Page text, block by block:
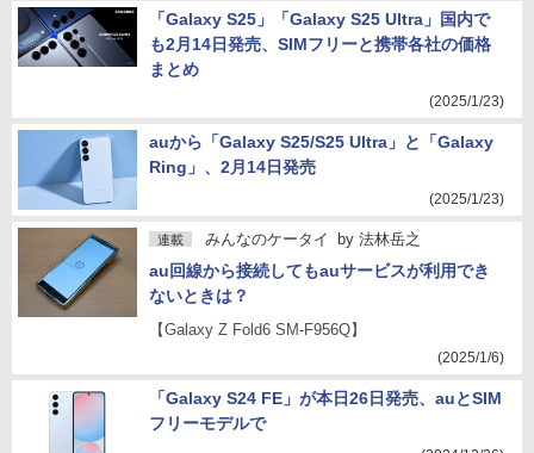
「Galaxy S25」「Galaxy S25 Ultra」国内で
も2月14日発売、SIMフリーと携帯各社の価格
まとめ
(2025/1/23)
auから「Galaxy S25/S25 Ultra」と「Galaxy
Ring」、2月14日発売
(2025/1/23)
連載 みんなのケータイ by 法林岳之
au回線から接続してもauサービスが利用でき
ないときは？
【Galaxy Z Fold6 SM-F956Q】
(2025/1/6)
「Galaxy S24 FE」が本日26日発売、auとSIM
フリーモデルで